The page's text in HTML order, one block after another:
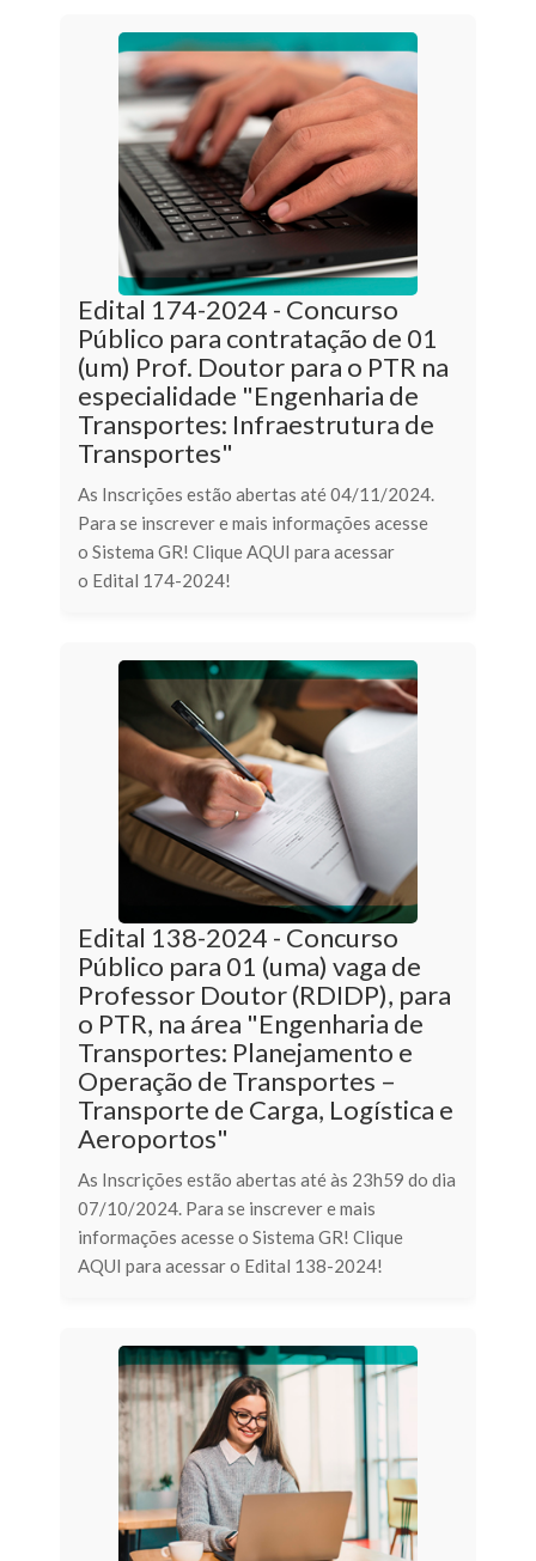
Edital 174-2024 - Concurso
Público para contratação de 01
(um) Prof. Doutor para o PTR na
especialidade "Engenharia de
Transportes: Infraestrutura de
Transportes"
As Inscrições estão abertas até 04/11/2024.
Para se inscrever e mais informações acesse
o Sistema GR! Clique AQUI para acessar
o Edital 174-2024!
Edital 138-2024 - Concurso
Público para 01 (uma) vaga de
Professor Doutor (RDIDP), para
o PTR, na área "Engenharia de
Transportes: Planejamento e
Operação de Transportes –
Transporte de Carga, Logística e
Aeroportos"
As Inscrições estão abertas até às 23h59 do dia
07/10/2024. Para se inscrever e mais
informações acesse o Sistema GR! Clique
AQUI para acessar o Edital 138-2024!